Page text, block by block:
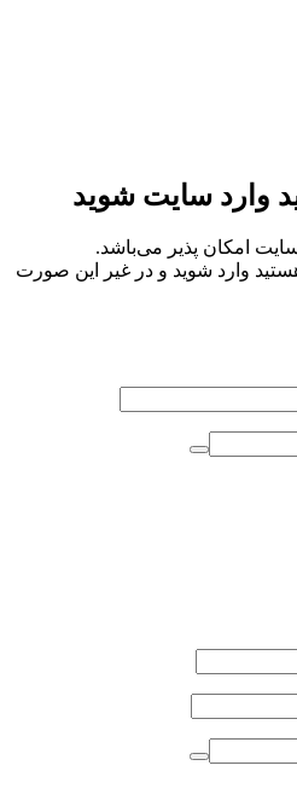
وارد سایت شوید
امکان پذیر می‌باشد.
وارد شوید و در غیر این صورت